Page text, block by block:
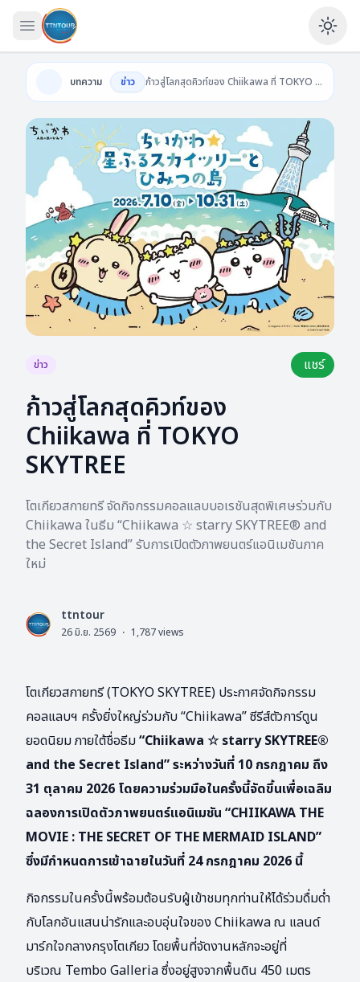
เปิดเมนู
บทความ ข่าว ก้าวสู่โลกสุดคิวท์ของ Chiikawa ที่ TOKYO SKYTREE
ข่าว แชร์
ก้าวสู่โลกสุดคิวท์ของ
Chiikawa ที่ TOKYO
SKYTREE
โตเกียวสกายทรี จัดกิจกรรมคอลแลบบอเรชันสุดพิเศษร่วมกับ
Chiikawa ในธีม “Chiikawa ☆ starry SKYTREE® and
the Secret Island” รับการเปิดตัวภาพยนตร์แอนิเมชันภาค
ใหม่
L
ttntour
26 มิ.ย. 2569 · 1,787views
โตเกียวสกายทรี (TOKYO SKYTREE) ประกาศจัดกิจกรรม
คอลแลบฯ ครั้งยิ่งใหญ่ร่วมกับ “Chiikawa” ซีรีส์ตัวการ์ตูน
ยอดนิยม ภายใต้ชื่อธีม“Chiikawa ☆ starry SKYTREE®
and the Secret Island” ระหว่างวันที่ 10 กรกฎาคม ถึง
31 ตุลาคม 2026 โดยความร่วมมือในครั้งนี้จัดขึ้นเพื่อเฉลิม
ฉลองการเปิดตัวภาพยนตร์แอนิเมชัน “CHIIKAWA THE
MOVIE : THE SECRET OF THE MERMAID ISLAND”
ซึ่งมีกำหนดการเข้าฉายในวันที่ 24 กรกฎาคม 2026 นี้
กิจกรรมในครั้งนี้พร้อมต้อนรับผู้เข้าชมทุกท่านให้ได้ร่วมดื่มด่ำ
กับโลกอันแสนน่ารักและอบอุ่นใจของ Chiikawa ณ แลนด์
มาร์กใจกลางกรุงโตเกียว โดยพื้นที่จัดงานหลักจะอยู่ที่
บริเวณ Tembo Galleria ซึ่งอยู่สูงจากพื้นดิน 450 เมตร